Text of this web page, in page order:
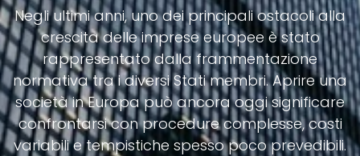
Negli ultimi anni, uno dei principali ostacoli alla
crescita delle imprese europee è stato
rappresentato dalla frammentazione
normativa tra i diversi Stati membri. Aprire una
società in Europa può ancora oggi significare
confrontarsi con procedure complesse, costi
variabili e tempistiche spesso poco prevedibili.